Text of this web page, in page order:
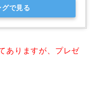
で見る
ありますが、プレゼ